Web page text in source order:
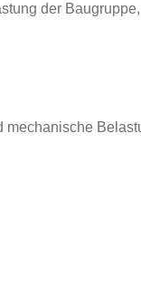
der